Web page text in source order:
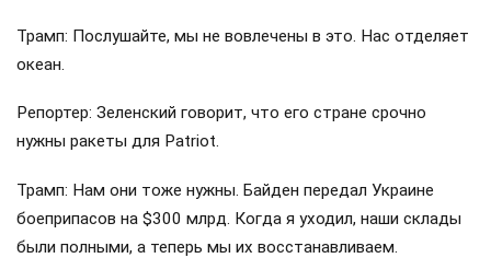
Трамп: Послушайте, мы не вовлечены в это. Нас отделяет
океан.
Репортер: Зеленский говорит, что его стране срочно
нужны ракеты для Patriot.
Трамп: Нам они тоже нужны. Байден передал Украине
боеприпасов на $300 млрд. Когда я уходил, наши склады
были полными, а теперь мы их восстанавливаем.